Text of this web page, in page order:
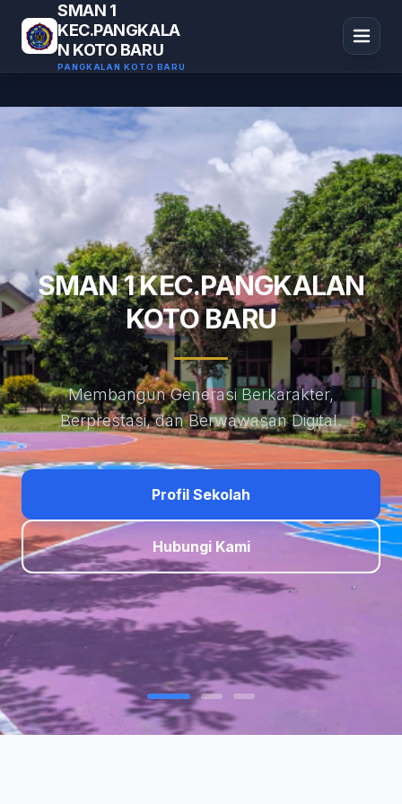
SMAN 1
KEC.PANGKALA
N KOTO BARU
PANGKALAN KOTO BARU
SMAN 1 KEC.PANGKALAN
KOTO BARU
Membangun Generasi Berkarakter,
Berprestasi, dan Berwawasan Digital.
Profil Sekolah
Hubungi Kami